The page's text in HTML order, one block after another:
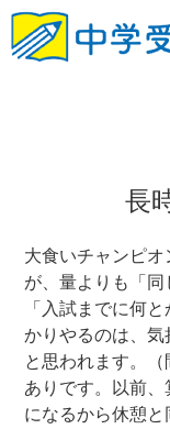
長
大食いチャンピ
が、量よりも「同
「入試までに何
かりやるのは、
と思われます。
ありです。以前
になるから休憩と